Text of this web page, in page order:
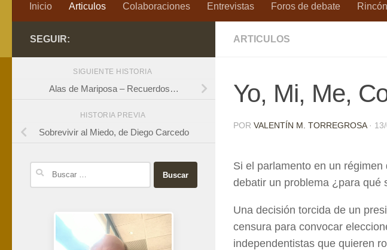
Inicio Articulos Colaboraciones Entrevistas Foros de debate
ARTICULOS
Yo, Mi, Me,
POR VALENTÍN M. TORREGROSA ·
Si el parlamento en un
debatir un problema ¿para qué
Una decisión torcida de un
censura para convocar
independentistas que quieren
SEGUIR:
SIGUIENTE HISTORIA
Alas de Mariposa – Recuerdos…
HISTORIA PREVIA
Sobrevivir al Miedo, de Diego Carcedo
Buscar: